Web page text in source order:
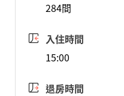
284間
入住時間
15:00
退房時間